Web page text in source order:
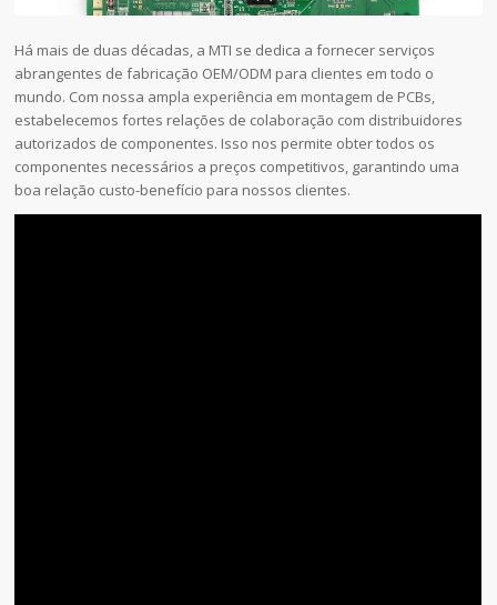
Há mais de duas décadas, a MTI se dedica a fornecer serviços
abrangentes de fabricação OEM/ODM para clientes em todo o
mundo. Com nossa ampla experiência em montagem de PCBs,
estabelecemos fortes relações de colaboração com distribuidores
autorizados de componentes. Isso nos permite obter todos os
componentes necessários a preços competitivos, garantindo uma
boa relação custo-benefício para nossos clientes.